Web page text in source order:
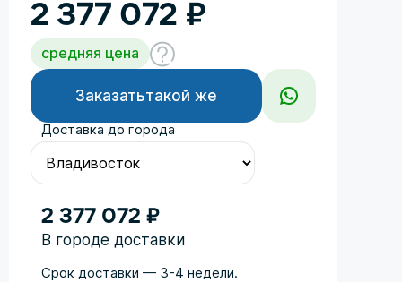
2 377 072 ₽
средняя цена
Год
Поколение
Оценка аукциона
Заказатьтакой же
Доставка до города
2 377 072 ₽
В городе доставки
Срок доставки — 3-4 недели.